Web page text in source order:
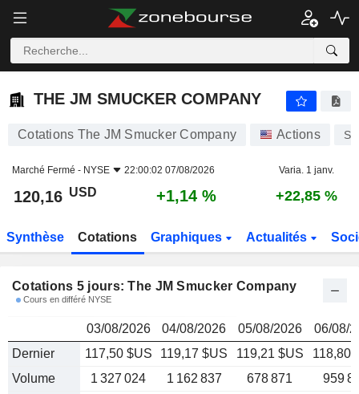
THE JM SMUCKER COMPANY 120,16
THE JM SMUCKER COMPANY
Cotations The JM Smucker Company Actions
Marché Fermé - NYSE 22:00:02 07/08/2026 Varia. 1 janv.
120,16 USD +1,14 % +22,85 %
Synthèse Cotations Graphiques Actualités
Cotations 5 jours: The JM Smucker Company
Cours en différé NYSE
03/08/2026 04/08/2026 05/08/2026
06/08/
Dernier
117,50 $US 119,17 $US 119,21 $US
118,80
Volume
1 327 024 1 162 837 678 871
959